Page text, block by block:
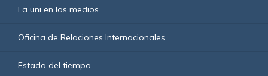
La uni en los medios
Oficina de Relaciones Internacionales
Estado del tiempo